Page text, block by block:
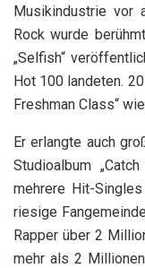
Musikindustrie vor
Rock wurde
„Selfish“
Hot 100 landeten.
Freshman Class“
Er erlangte auch
Studioalbum
mehrere Hit-
riesige
Rapper über 2
mehr als 2